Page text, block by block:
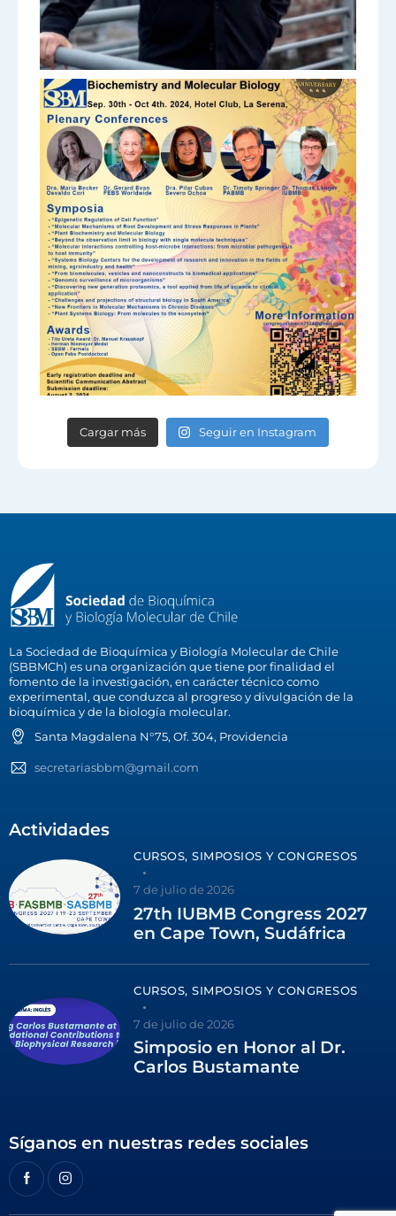
Cargar más Seguir en Instagram
La Sociedad de Bioquímica y Biología Molecular de Chile
(SBBMCh) es una organización que tiene por finalidad el
fomento de la investigación, en carácter técnico como
experimental, que conduzca al progreso y divulgación de la
bioquímica y de la biología molecular.
Santa Magdalena N°75, Of. 304, Providencia
secretariasbbm@gmail.com
Actividades
CURSOS, SIMPOSIOS Y CONGRESOS
7 de julio de 2026
27th IUBMB Congress 2027
en Cape Town, Sudáfrica
CURSOS, SIMPOSIOS Y CONGRESOS
7 de julio de 2026
Simposio en Honor al Dr.
Carlos Bustamante
Síganos en nuestras redes sociales